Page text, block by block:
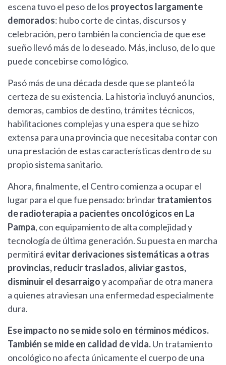
escena tuvo el peso de los proyectos largamente
demorados: hubo corte de cintas, discursos y
celebración, pero también la conciencia de que ese
sueño llevó más de lo deseado. Más, incluso, de lo que
puede concebirse como lógico.
Pasó más de una década desde que se planteó la
certeza de su existencia. La historia incluyó anuncios,
demoras, cambios de destino, trámites técnicos,
habilitaciones complejas y una espera que se hizo
extensa para una provincia que necesitaba contar con
una prestación de estas características dentro de su
propio sistema sanitario.
Ahora, finalmente, el Centro comienza a ocupar el
lugar para el que fue pensado: brindartratamientos
de radioterapia a pacientes oncológicos en La
Pampa, con equipamiento de alta complejidad y
tecnología de última generación. Su puesta en marcha
permitirá evitar derivaciones sistemáticas a otras
provincias, reducir traslados, aliviar gastos,
disminuir el desarraigoy acompañar de otra manera
a quienes atraviesan una enfermedad especialmente
dura.
Ese impacto no se mide solo en términos médicos.
También se mide en calidad de vida.Un tratamiento
oncológico no afecta únicamente el cuerpo de una